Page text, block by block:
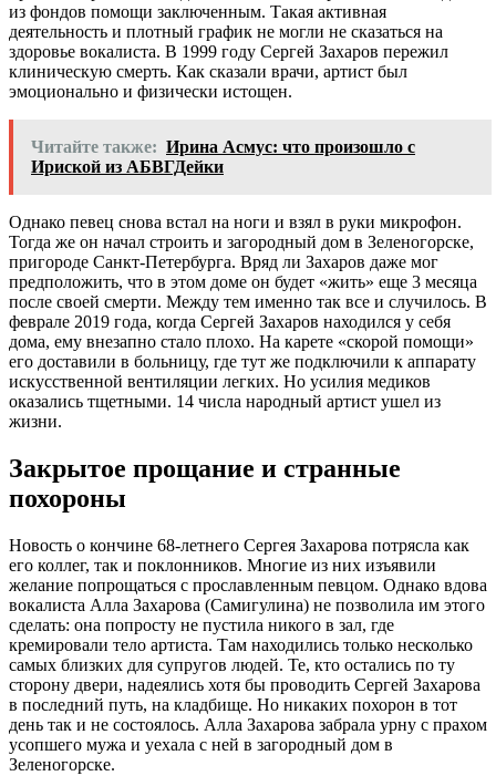
из фондов помощи заключенным. Такая активная
деятельность и плотный график не могли не сказаться на
здоровье вокалиста. В 1999 году Сергей Захаров пережил
клиническую смерть. Как сказали врачи, артист был
эмоционально и физически истощен.
Читайте также: Ирина Асмус: что произошло с
Ириской из АБВГДейки
Однако певец снова встал на ноги и взял в руки микрофон.
Тогда же он начал строить и загородный дом в Зеленогорске,
пригороде Санкт-Петербурга. Вряд ли Захаров даже мог
предположить, что в этом доме он будет «жить» еще 3 месяца
после своей смерти. Между тем именно так все и случилось. В
феврале 2019 года, когда Сергей Захаров находился у себя
дома, ему внезапно стало плохо. На карете «скорой помощи»
его доставили в больницу, где тут же подключили к аппарату
искусственной вентиляции легких. Но усилия медиков
оказались тщетными. 14 числа народный артист ушел из
жизни.
Закрытое прощание и странные
похороны
Новость о кончине 68-летнего Сергея Захарова потрясла как
его коллег, так и поклонников. Многие из них изъявили
желание попрощаться с прославленным певцом. Однако вдова
вокалиста Алла Захарова (Самигулина) не позволила им этого
сделать: она попросту не пустила никого в зал, где
кремировали тело артиста. Там находились только несколько
самых близких для супругов людей. Те, кто остались по ту
сторону двери, надеялись хотя бы проводить Сергей Захарова
в последний путь, на кладбище. Но никаких похорон в тот
день так и не состоялось. Алла Захарова забрала урну с прахом
усопшего мужа и уехала с ней в загородный дом в
Зеленогорске.